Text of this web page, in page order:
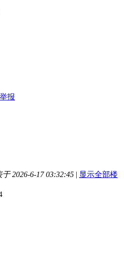
举报
于 2026-6-17 03:32:45 | 显示全部楼